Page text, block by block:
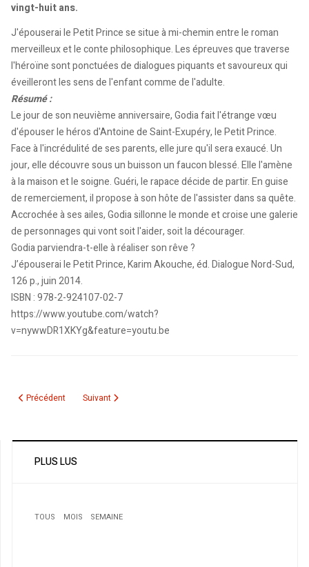
vingt-huit ans.
J'épouserai le Petit Prince se situe à mi-chemin entre le roman
merveilleux et le conte philosophique. Les épreuves que traverse
l'héroïne sont ponctuées de dialogues piquants et savoureux qui
éveilleront les sens de l'enfant comme de l'adulte.
Résumé :
Le jour de son neuvième anniversaire, Godia fait l'étrange vœu
d'épouser le héros d'Antoine de Saint-Exupéry, le Petit Prince.
Face à l'incrédulité de ses parents, elle jure qu'il sera exaucé. Un
jour, elle découvre sous un buisson un faucon blessé. Elle l'amène
à la maison et le soigne. Guéri, le rapace décide de partir. En guise
de remerciement, il propose à son hôte de l'assister dans sa quête.
Accrochée à ses ailes, Godia sillonne le monde et croise une galerie
de personnages qui vont soit l'aider, soit la décourager.
Godia parviendra-t-elle à réaliser son rêve ?
J’épouserai le Petit Prince, Karim Akouche, éd. Dialogue Nord-Sud,
126 p., juin 2014.
ISBN : 978-2-924107-02-7
https://www.youtube.com/watch?
v=nywwDR1XKYg&feature=youtu.be
Article précédent : Mots Algériens d'origine Turcs et Persans
Précédent Article suivant : Rendez-vous manqué, chronique sur un
Suivant
PLUS LUS
TOUS MOIS SEMAINE